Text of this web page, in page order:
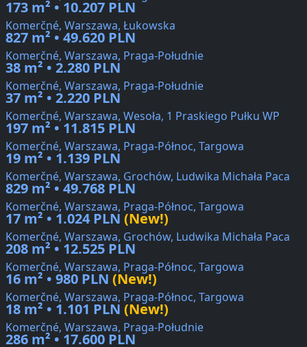
173 m² • 10.207 PLN
Komerčné, Warszawa, Łukowska
827 m² • 49.620 PLN
Komerčné, Warszawa, Praga-Południe
38 m² • 2.280 PLN
Komerčné, Warszawa, Praga-Południe
37 m² • 2.220 PLN
Komerčné, Warszawa, Wesoła, 1 Praskiego Pułku WP
197 m² • 11.815 PLN
Komerčné, Warszawa, Praga-Północ, Targowa
19 m² • 1.139 PLN
Komerčné, Warszawa, Grochów, Ludwika Michała Paca
829 m² • 49.768 PLN
Komerčné, Warszawa, Praga-Północ, Targowa
17 m² • 1.024 PLN (New!)
Komerčné, Warszawa, Grochów, Ludwika Michała Paca
208 m² • 12.525 PLN
Komerčné, Warszawa, Praga-Północ, Targowa
16 m² • 980 PLN (New!)
Komerčné, Warszawa, Praga-Północ, Targowa
18 m² • 1.101 PLN (New!)
Komerčné, Warszawa, Praga-Południe
286 m² • 17.600 PLN